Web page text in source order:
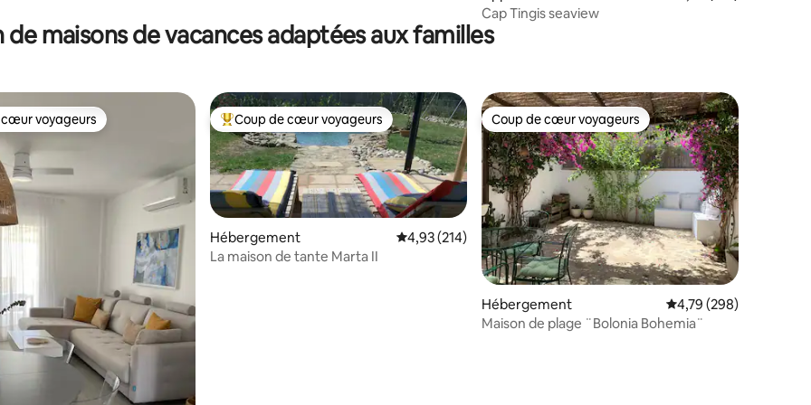
Tanger
Cap Tingis seaview
de maisons de vacances adaptées aux familles
sur la base de 4 commentaires : 5 sur 5
voyageurs
voyageurs Coups de cœur voyageurs les plus appréciés
Coup de cœur voyageurs
Hébergement Évaluation moyenne sur la base de 214 commentaires : 4,93 sur 5
4,93 (214)
La maison de tante Marta II
Coup de cœur voyageurs
Coup de cœur voyageurs
Hébergement Évaluation moyenne
4,79 (298)
Maison de plage ¨Bolonia Bohemia¨